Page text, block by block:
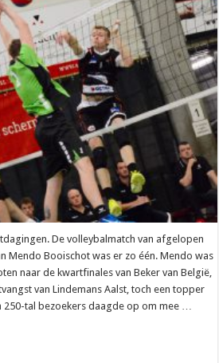
Mendo
verdedigt
zich
kranig
tegen
Lindemans
Aalst
De volleybalmatch van afgelopen
Mendo Booischot was er zo één. Mendo was
naar de kwartfinales van Beker van België,
van Lindemans Aalst, toch een topper
250-tal bezoekers daagde op om mee …